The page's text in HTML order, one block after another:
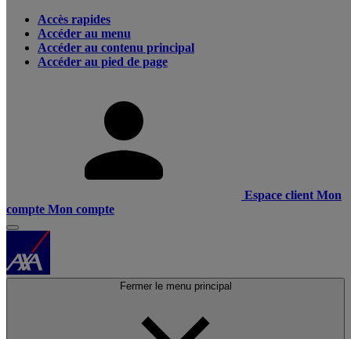
Accès rapides
Accéder au menu
Accéder au contenu principal
Accéder au pied de page
Espace client Mon
compte Mon compte
Fermer le menu principal